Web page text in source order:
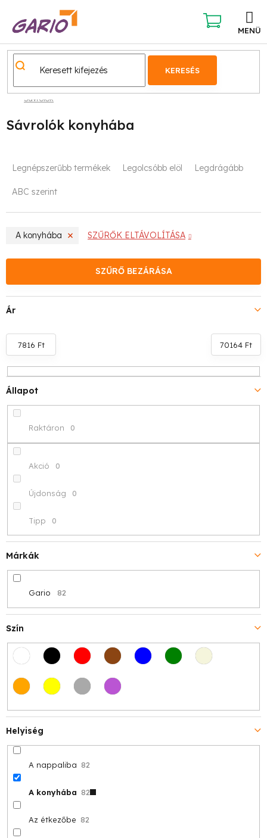
KERESÉS
KOSÁR
Sávrolók
Sávrolók konyhába
T
m
e
e
n
d
e
z
é
s
e
Legnépszerűbb termékek Legolcsóbb elöl Legdrágább
ABC szerint
A konyhába SZŰRŐK ELTÁVOLÍTÁSA
SZŰRŐ BEZÁRÁSA
Ár
7816 Ft 70164 Ft
Állapot
Raktáron 0
Akció 0
Újdonság 0
Tipp 0
Márkák
Gario 82
Szín
Helyiség
A nappaliba 82
A konyhába 82
Az étkezőbe 82